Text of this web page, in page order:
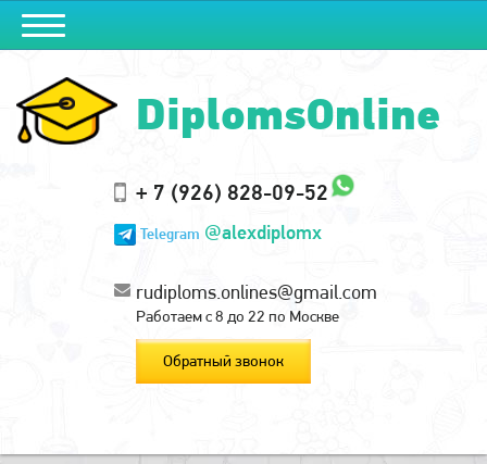
DiplomsOnline
+ 7 (926) 828-09-52
Telegram @alexdiplomx
rudiploms.onlines@gmail.com
Работаем с 8 до 22 по Москве
Обратный звонок